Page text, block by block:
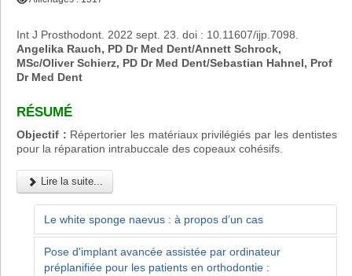
Int J Prosthodont. 2022 sept. 23. doi : 10.11607/ijp.7098.
Angelika Rauch, PD Dr Med Dent/Annett Schrock,
MSc/Oliver Schierz, PD Dr Med Dent/Sebastian Hahnel, Prof
Dr Med Dent
RÉSUMÉ
Objectif : Répertorier les matériaux privilégiés par les dentistes
pour la réparation intrabuccale des copeaux cohésifs.
Lire la suite...
Le white sponge naevus : à propos d’un cas
Pose d'implant avancée assistée par ordinateur
préplanifiée pour les patients en orthodontie :